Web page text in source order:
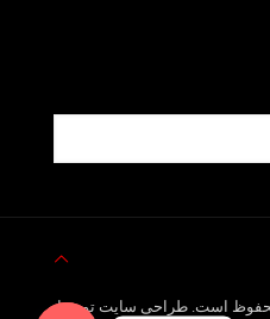
محفوظ است. طراحی سایت توسط